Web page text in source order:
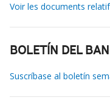
Voir les documents
BOLETÍN DEL
Suscríbase al boletín